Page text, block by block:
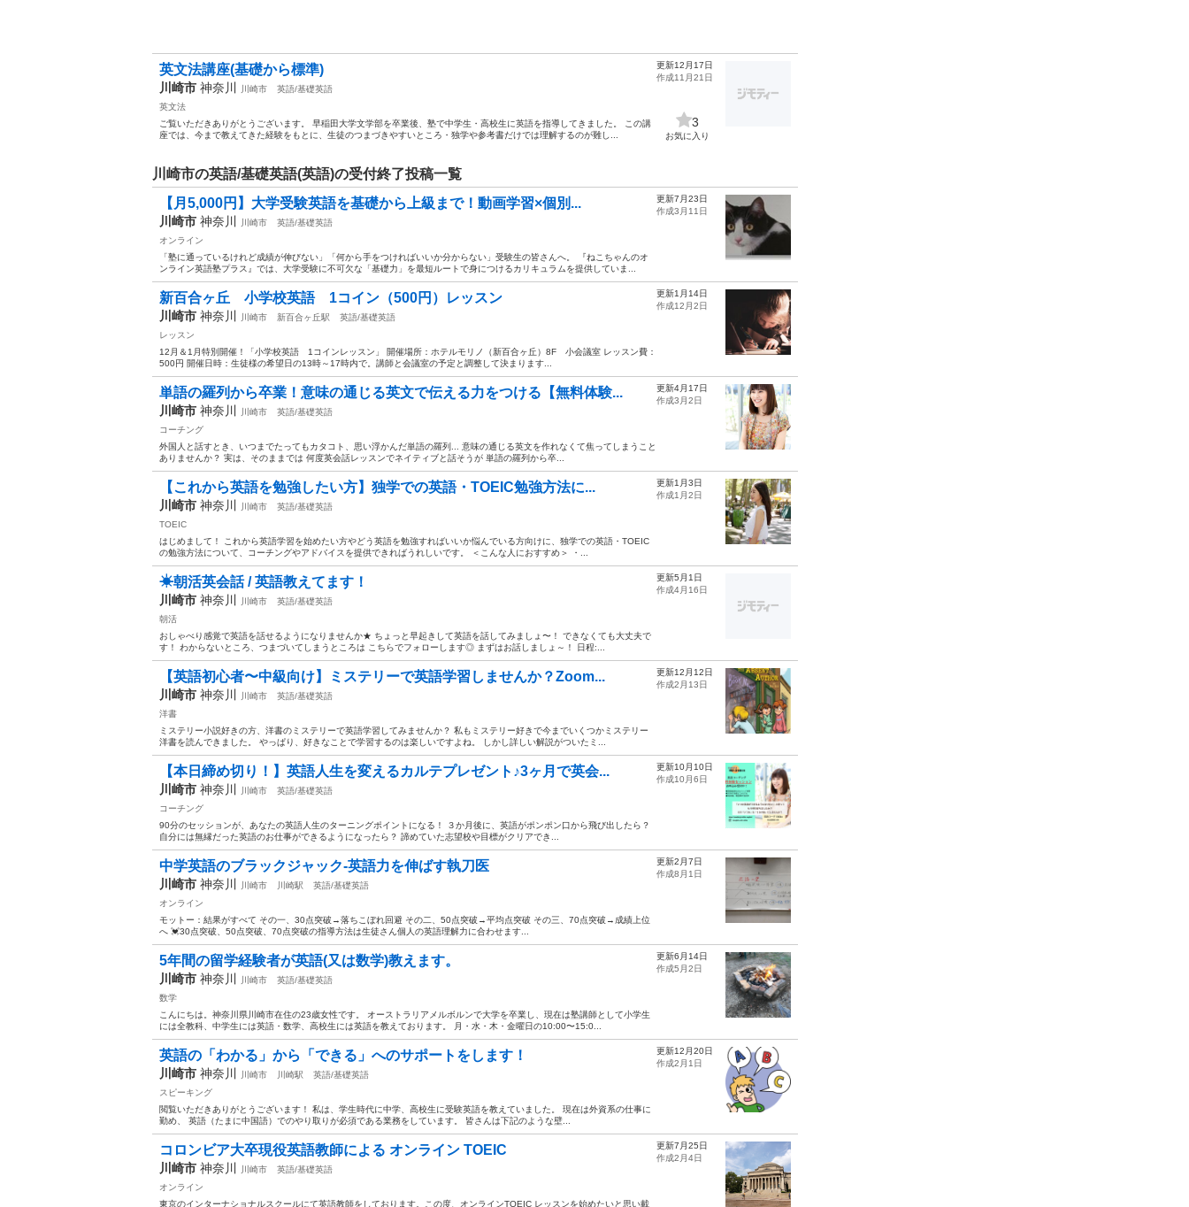
英文法講座(基礎から標準)
川崎市 神奈川 川崎市
英語/基礎英語
英文法
ご覧いただきありがとうございます。 早稲田大学文学部を卒業後、塾で中学生・高校生に英語を指導してきました。 この講
座では、今まで教えてきた経験をもとに、生徒のつまづきやすいところ・独学や参考書だけでは理解するのが難し...
更新12月17日
作成11月21日
3
お気に入り
川崎市の英語/基礎英語(英語)の受付終了投稿一覧
【月5,000円】大学受験英語を基礎から上級まで！動画学習×個別...
川崎市 神奈川 川崎市
英語/基礎英語
オンライン
「塾に通っているけれど成績が伸びない」「何から手をつければいいか分からない」受験生の皆さんへ。 『ねこちゃんのオ
ンライン英語塾プラス』では、大学受験に不可欠な「基礎力」を最短ルートで身につけるカリキュラムを提供していま...
更新7月23日
作成3月11日
新百合ヶ丘 小学校英語 1コイン（500円）レッスン
川崎市 神奈川 川崎市 新百合ヶ丘駅
英語/基礎英語
レッスン
12月＆1月特別開催！「小学校英語 1コインレッスン」 開催場所：ホテルモリノ（新百合ヶ丘）8F 小会議室 レッスン費：
500円 開催日時：生徒様の希望日の13時～17時内で。講師と会議室の予定と調整して決まります...
更新1月14日
作成12月2日
単語の羅列から卒業！意味の通じる英文で伝える力をつける【無料体験...
川崎市 神奈川 川崎市
英語/基礎英語
コーチング
外国人と話すとき、いつまでたってもカタコト、思い浮かんだ単語の羅列... 意味の通じる英文を作れなくて焦ってしまうこと
ありませんか？ 実は、そのままでは 何度英会話レッスンでネイティブと話そうが 単語の羅列から卒...
更新4月17日
作成3月2日
【これから英語を勉強したい方】独学での英語・TOEIC勉強方法に...
川崎市 神奈川 川崎市
英語/基礎英語
TOEIC
はじめまして！ これから英語学習を始めたい方やどう英語を勉強すればいいか悩んでいる方向けに、独学での英語・TOEIC
の勉強方法について、コーチングやアドバイスを提供できればうれしいです。 ＜こんな人におすすめ＞ ・...
更新1月3日
作成1月2日
☀︎朝活英会話 / 英語教えてます！
川崎市 神奈川 川崎市
英語/基礎英語
朝活
おしゃべり感覚で英語を話せるようになりませんか★ ちょっと早起きして英語を話してみましょ〜！ できなくても大丈夫で
す！ わからないところ、つまづいてしまうところは こちらでフォローします◎ まずはお話しましょ～！ 日程:...
更新5月1日
作成4月16日
【英語初心者〜中級向け】ミステリーで英語学習しませんか？Zoom...
川崎市 神奈川 川崎市
英語/基礎英語
洋書
ミステリー小説好きの方、洋書のミステリーで英語学習してみませんか？ 私もミステリー好きで今までいくつかミステリー
洋書を読んできました。 やっぱり、好きなことで学習するのは楽しいですよね。 しかし詳しい解説がついたミ...
更新12月12日
作成2月13日
【本日締め切り！】英語人生を変えるカルテプレゼント♪3ヶ月で英会...
川崎市 神奈川 川崎市
英語/基礎英語
コーチング
90分のセッションが、あなたの英語人生のターニングポイントになる！ ３か月後に、英語がポンポン口から飛び出したら？
自分には無縁だった英語のお仕事ができるようになったら？ 諦めていた志望校や目標がクリアでき...
更新10月10日
作成10月6日
中学英語のブラックジャック-英語力を伸ばす執刀医
川崎市 神奈川 川崎市 川崎駅
英語/基礎英語
オンライン
モットー：結果がすべて その一、30点突破→落ちこぼれ回避 その二、50点突破→平均点突破 その三、70点突破→成績上位
へ 💓30点突破、50点突破、70点突破の指導方法は生徒さん個人の英語理解力に合わせます...
更新2月7日
作成8月1日
5年間の留学経験者が英語(又は数学)教えます。
川崎市 神奈川 川崎市
英語/基礎英語
数学
こんにちは。神奈川県川崎市在住の23歳女性です。 オーストラリアメルボルンで大学を卒業し、現在は塾講師として小学生
には全教科、中学生には英語・数学、高校生には英語を教えております。 月・水・木・金曜日の10:00〜15:0...
更新6月14日
作成5月2日
英語の「わかる」から「できる」へのサポートをします！
川崎市 神奈川 川崎市 川崎駅
英語/基礎英語
スピーキング
閲覧いただきありがとうございます！ 私は、学生時代に中学、高校生に受験英語を教えていました。 現在は外資系の仕事に
勤め、 英語（たまに中国語）でのやり取りが必須である業務をしています。 皆さんは下記のような壁...
更新12月20日
作成2月1日
コロンビア大卒現役英語教師による オンライン TOEIC
川崎市 神奈川 川崎市
英語/基礎英語
オンライン
東京のインターナショナルスクールにて英語教師をしております。この度、オンラインTOEIC レッスンを始めたいと思い載
更新7月25日
作成2月4日